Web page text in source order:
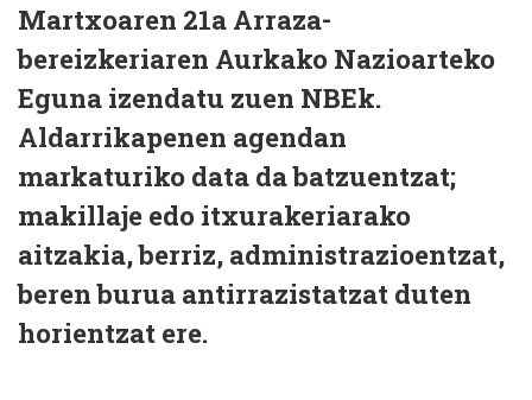
Martxoaren 21a Arraza-
bereizkeriaren Aurkako Nazioarteko
Eguna izendatu zuen NBEk.
Aldarrikapenen agendan
markaturiko data da batzuentzat;
makillaje edo itxurakeriarako
aitzakia, berriz, administrazioentzat,
beren burua antirrazistatzat duten
horientzat ere.